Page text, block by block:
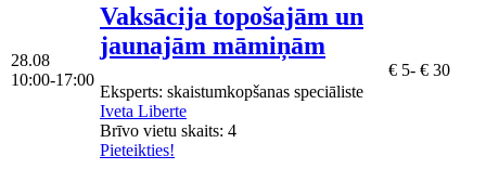
28.08
10:00-17:00
Vaksācija topošajām un
jaunajām māmiņām
Eksperts: skaistumkopšanas speciāliste
Iveta Liberte
Brīvo vietu skaits: 4
Pieteikties!
€ 5- € 30